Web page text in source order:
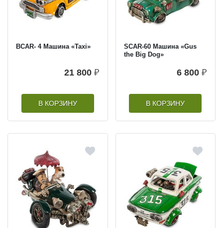
BCAR- 4 Машина «Taxi»
21 800 ₽
В КОРЗИНУ
SCAR-60 Машина «Gus
the Big Dog»
6 800 ₽
В КОРЗИНУ